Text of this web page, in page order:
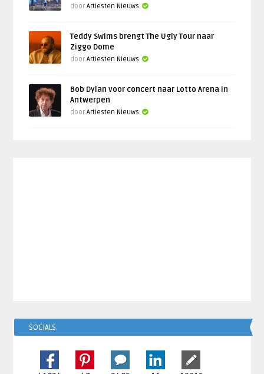
doorArtiesten Nieuws
Teddy Swims brengt The Ugly Tour naar
Ziggo Dome
doorArtiesten Nieuws
Bob Dylan voor concert naar Lotto Arena in
Antwerpen
doorArtiesten Nieuws
SOCIALS